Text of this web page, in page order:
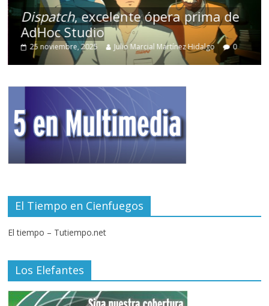
Dispatch, excelente ópera prima de
AdHoc Studio
25 noviembre, 2025 Julio Marcial Martínez Hidalgo 0
El Tiempo en Cienfuegos
El tiempo – Tutiempo.net
Los Elefantes